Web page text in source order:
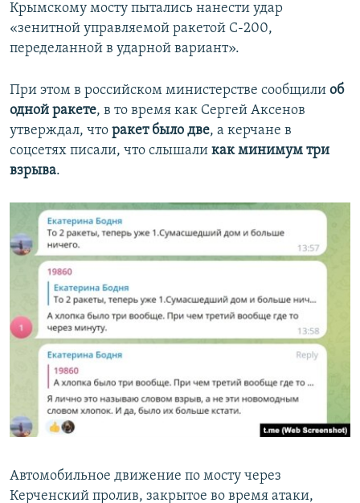
Крымскому мосту пытались нанести удар
«зенитной управляемой ракетой С-200,
переделанной в ударной вариант».
При этом в российском министерстве сообщили об
одной ракете, в то время как Сергей Аксенов
утверждал, что ракет было две, а керчане в
соцсетях писали, что слышали как минимум три
взрыва.
Автомобильное движение по мосту через
Керченский пролив, закрытое во время атаки,